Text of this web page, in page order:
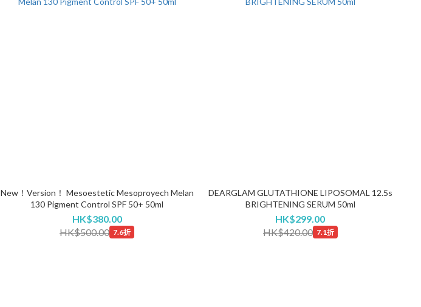
New！Version！ Mesoestetic Mesoproyech Melan
130 Pigment Control SPF 50+ 50ml
HK$380.00
HK$500.00 7.6折
DEARGLAM GLUTATHIONE LIPOSOMAL 12.5s
BRIGHTENING SERUM 50ml
HK$299.00
HK$420.00 7.1折